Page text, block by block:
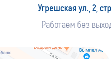
Угрешская ул., 2,
Работаем без